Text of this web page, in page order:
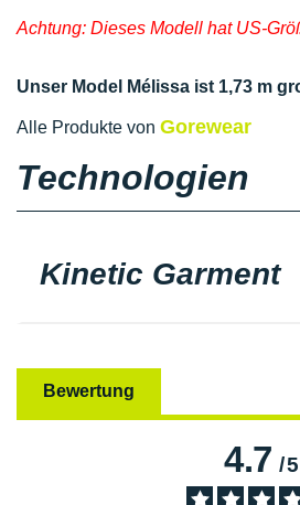
Achtung: Dieses Modell hat US-
Unser Model Mélissa ist 1,73 m
Alle Produkte von Gorewear
Technologien
Kinetic Garment
Bewertung
4.7/5